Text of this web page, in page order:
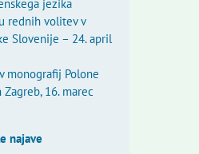
jezika
rednih volitev v
Slovenije – 24. april
monografij Polone
16. marec
najave